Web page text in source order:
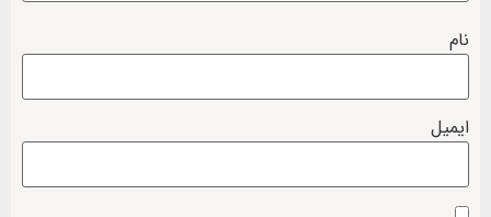
نام
ایمیل